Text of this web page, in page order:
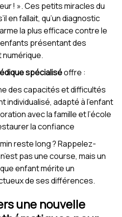
! ». Ces petits miracles du
en fallait, qu’un diagnostic
la plus efficace contre le
présentant des
spécialiséoffre :
des capacités et difficultés
individualisé, adapté à l’enfant
avec la famille et l’école
la confiance
reste long ? Rappelez-
pas une course, mais un
enfant mérite un
de ses différences.
une nouvelle